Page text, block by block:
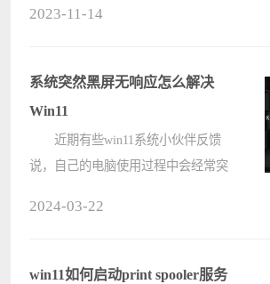
摸键盘的作用： 1、win11触摸
键????
2023-11-14
系统突然黑屏无响应怎么解决
Win11
近期有些win11系统小伙伴反馈
说，自己的电脑使用过程中会经常突
统之家就为大伙带来两种解决方法，
2024-03-22
win11如何启动print spooler服务